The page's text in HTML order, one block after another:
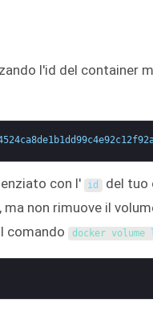
l'id del container
con l' id
del tuo
non rimuove il
comando
docker volume